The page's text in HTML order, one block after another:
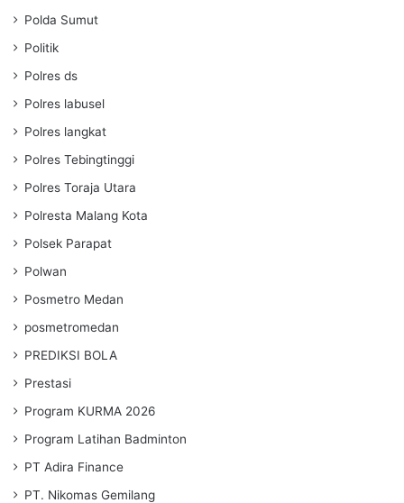
Polda Sumut
Politik
Polres ds
Polres labusel
Polres langkat
Polres Tebingtinggi
Polres Toraja Utara
Polresta Malang Kota
Polsek Parapat
Polwan
Posmetro Medan
posmetromedan
PREDIKSI BOLA
Prestasi
Program KURMA 2026
Program Latihan Badminton
PT Adira Finance
PT. Nikomas Gemilang